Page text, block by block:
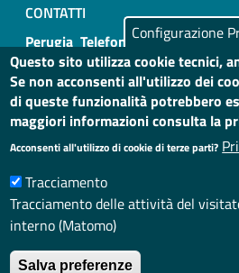
CONTATTI
Perugia Telefono: 075 4693000
Terni Telefono: 0744 206223
Small prints
Useful links section
Privacy
Note legali
Configurazione
Questo sito utilizza cookie tecnici,
Se non acconsenti all'utilizzo dei
di queste funzionalità potrebbero
maggiori informazioni consulta la
Acconsenti all'utilizzo di cookie di terze parti?
Tracciamento
Tracciamento delle attività del
interno (Matomo)
Salva preferenze